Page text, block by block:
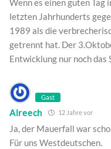
Wenn es einen guten Tag
letzten Jahrhunderts
1989 als die
getrennt hat. Der
Entwicklung nur noch das
Gast
Alreech 12 Jahre vor
Ja, der Mauerfall war
Für uns Westdeutschen.